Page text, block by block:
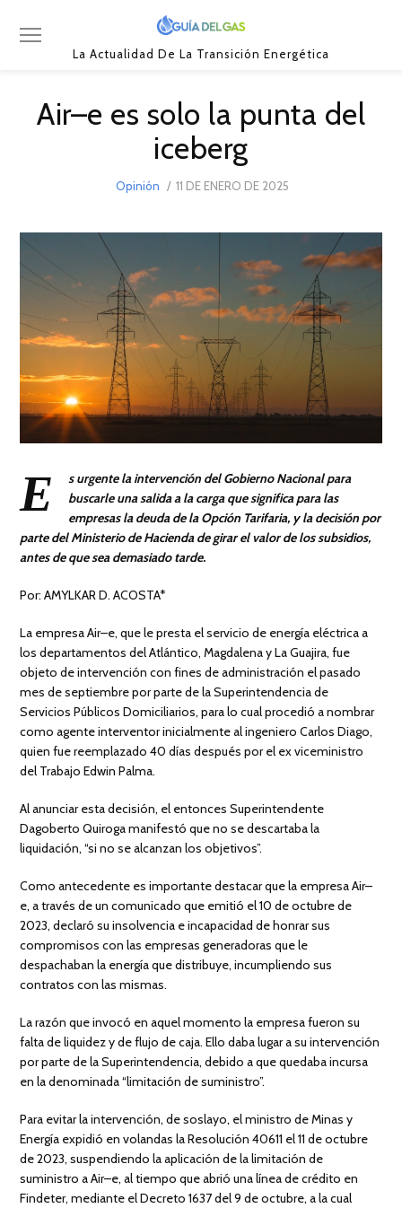
La Actualidad De La Transición Energética
Air–e es solo la punta del
iceberg
Opinión
POSTED
11 DE ENERO DE 2025
2025
E
s urgente la intervención del Gobierno Nacional para
buscarle una salida a la carga que significa para las
empresas la deuda de la Opción Tarifaria, y la decisión por
parte del Ministerio de Hacienda de girar el valor de los subsidios,
antes de que sea demasiado tarde.
Por: AMYLKAR D. ACOSTA*
La empresa Air–e, que le presta el servicio de energía eléctrica a
los departamentos del Atlántico, Magdalena y La Guajira, fue
objeto de intervención con fines de administración el pasado
mes de septiembre por parte de la Superintendencia de
Servicios Públicos Domiciliarios, para lo cual procedió a nombrar
como agente interventor inicialmente al ingeniero Carlos Diago,
quien fue reemplazado 40 días después por el ex viceministro
del Trabajo Edwin Palma.
Al anunciar esta decisión, el entonces Superintendente
Dagoberto Quiroga manifestó que no se descartaba la
liquidación, “si no se alcanzan los objetivos”.
Como antecedente es importante destacar que la empresa Air–
e, a través de un comunicado que emitió el 10 de octubre de
2023, declaró su insolvencia e incapacidad de honrar sus
compromisos con las empresas generadoras que le
despachaban la energía que distribuye, incumpliendo sus
contratos con las mismas.
La razón que invocó en aquel momento la empresa fueron su
falta de liquidez y de flujo de caja. Ello daba lugar a su intervención
por parte de la Superintendencia, debido a que quedaba incursa
en la denominada “limitación de suministro”.
Para evitar la intervención, de soslayo, el ministro de Minas y
Energía expidió en volandas la Resolución 40611 el 11 de octubre
de 2023, suspendiendo la aplicación de la limitación de
suministro a Air–e, al tiempo que abrió una línea de crédito en
Findeter, mediante el Decreto 1637 del 9 de octubre, a la cual